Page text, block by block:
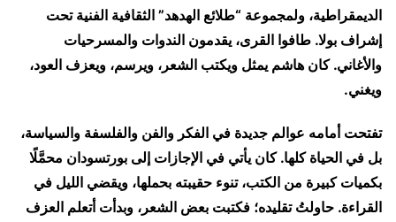
الديمقراطية، ولمجموعة “طلائع الهدهد” الثقافية الفنية تحت
إشراف بولا. طافوا القرى، يقدمون الندوات والمسرحيات
والأغاني. كان هاشم يمثل ويكتب الشعر، ويرسم، ويعزف العود،
ويغني.
تفتحت أمامه عوالم جديدة في الفكر والفن والفلسفة والسياسة،
بل في الحياة كلها. كان يأتي في الإجازات إلى بورتسودان محمَّلًا
بكميات كبيرة من الكتب، تنوء حقيبته بحملها، ويقضي الليل في
القراءة. حاولتُ تقليده؛ فكتبت بعض الشعر، وبدأت أتعلم العزف